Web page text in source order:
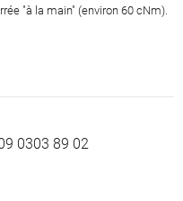
"à la main" (environ 60 cNm).
0303 89 02